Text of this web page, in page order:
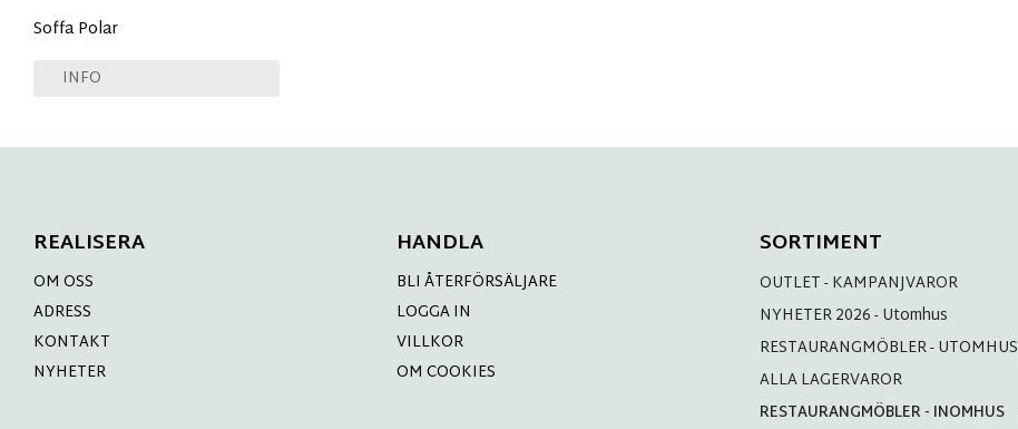
Soffa Polar
INFO
REALISERA
OM OSS
ADRESS
KONTAKT
NYHETER
HANDLA
BLI ÅTERFÖRSÄLJARE
LOGGA IN
VILLKOR
OM COOKIES
SORTIMENT
OUTLET - KAMPANJVAROR
NYHETER 2026 - Utomhus
RESTAURANGMÖBLER - UTOMHUS
ALLA LAGERVAROR
RESTAURANGMÖBLER - INOMHUS